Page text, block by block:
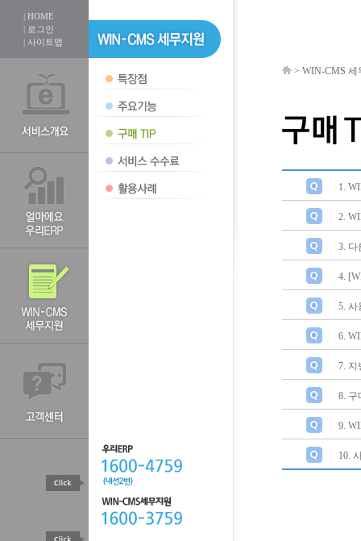
| HOME
| 로그인
| 사이트맵
> WIN-CMS 세
1.
2.
3. 다
4.
5.
6.
7. 지
8. 구
9.
10.